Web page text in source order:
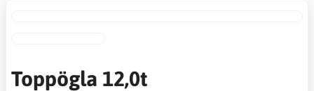
Toppögla 12,0t